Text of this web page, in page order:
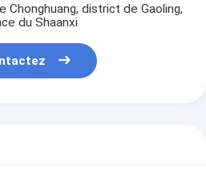
Chonghuang, district de Gaoling,
du Shaanxi